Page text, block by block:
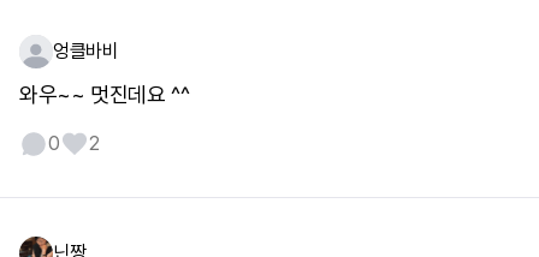
엉클바비
와우~~ 멋진데요 ^^
0 2